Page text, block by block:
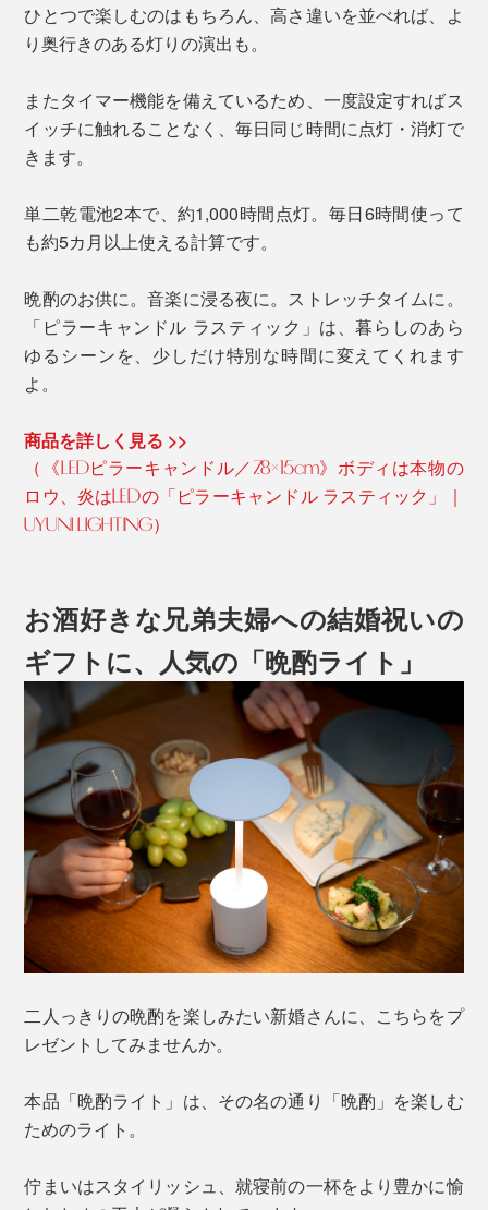
ひとつで楽しむのはもちろん、高さ違いを並べれば、よ
り奥行きのある灯りの演出も。
またタイマー機能を備えているため、一度設定すればス
イッチに触れることなく、毎日同じ時間に点灯・消灯で
きます。
単二乾電池2本で、約1,000時間点灯。毎日6時間使って
も約5カ月以上使える計算です。
晩酌のお供に。音楽に浸る夜に。ストレッチタイムに。
「ピラーキャンドル ラスティック」は、暮らしのあら
ゆるシーンを、少しだけ特別な時間に変えてくれます
よ。
商品を詳しく見る >>
（《LEDピラーキャンドル／7.8×15cm》ボディは本物の
ロウ、炎はLEDの「ピラーキャンドル ラスティック」｜
UYUNI LIGHTING）
お酒好きな兄弟夫婦への結婚祝いの
ギフトに、人気の「晩酌ライト」
二人っきりの晩酌を楽しみたい新婚さんに、こちらをプ
レゼントしてみませんか。
本品「晩酌ライト」は、その名の通り「晩酌」を楽しむ
ためのライト。
佇まいはスタイリッシュ、就寝前の一杯をより豊かに愉